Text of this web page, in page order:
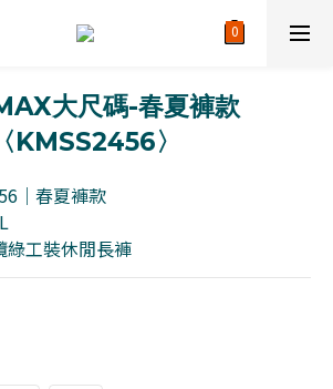
大尺碼-春夏褲款
〈KMSS2456〉
｜春夏褲款
工裝休閒長褲